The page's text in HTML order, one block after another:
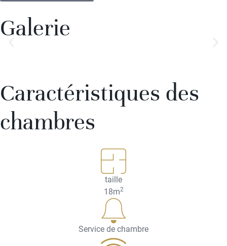
Galerie
Caractéristiques des
chambres
taille
18m2
Service de chambre